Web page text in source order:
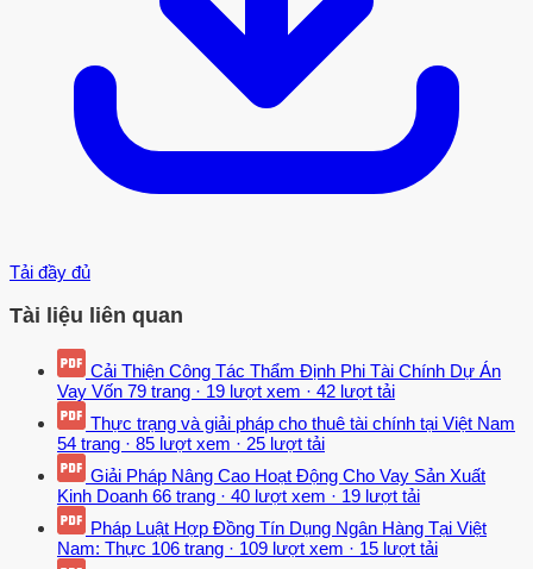
Tải đầy đủ
Tài liệu liên quan
Cải Thiện Công Tác Thẩm Định Phi Tài Chính Dự Án
Vay Vốn 79 trang · 19 lượt xem · 42 lượt tải
Thực trạng và giải pháp cho thuê tài chính tại Việt Nam
54 trang · 85 lượt xem · 25 lượt tải
Giải Pháp Nâng Cao Hoạt Động Cho Vay Sản Xuất
Kinh Doanh 66 trang · 40 lượt xem · 19 lượt tải
Pháp Luật Hợp Đồng Tín Dụng Ngân Hàng Tại Việt
Nam: Thực 106 trang · 109 lượt xem · 15 lượt tải